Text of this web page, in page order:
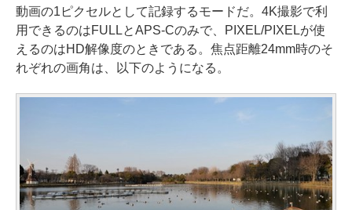
動画の1ピクセルとして記録するモードだ。4K撮影で利
用できるのはFULLとAPS-Cのみで、PIXEL/PIXELが使
えるのはHD解像度のときである。焦点距離24mm時のそ
れぞれの画角は、以下のようになる。